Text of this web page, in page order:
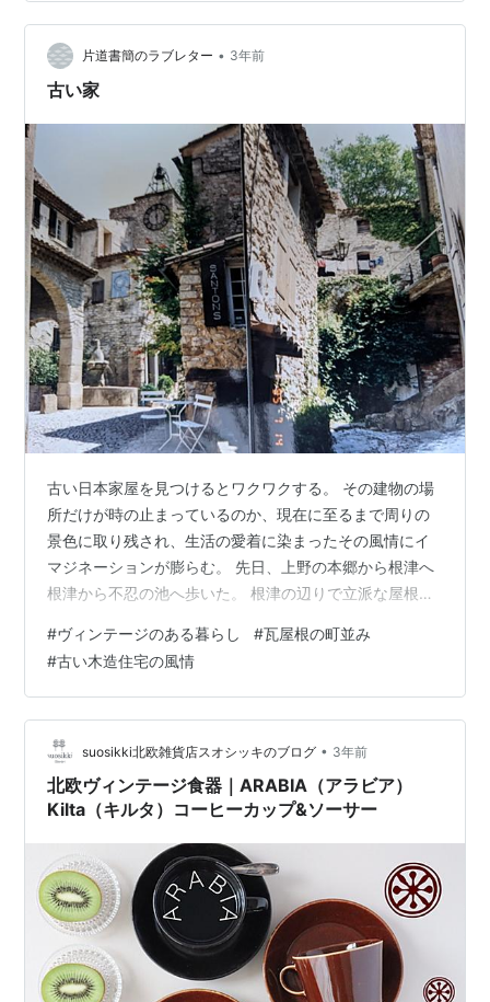
ア・聖人 表面にはイエスキリストが御心を指し示す姿、
聖クリストファーが幼子イエスを肩に担いで川を渡る
姿、1830…
片道書簡のラブレター • 3年前
古い家
古い日本家屋を見つけるとワクワクする。 その建物の場
所だけが時の止まっているのか、現在に至るまで周りの
景色に取り残され、生活の愛着に染まったその風情にイ
マジネーションが膨らむ。 先日、上野の本郷から根津へ
根津から不忍の池へ歩いた。 根津の辺りで立派な屋根瓦
けて惚れ惚れとしてしまう。 日本料理店が内部を改築し
て営業していたので今度お昼にでも一つ食事してみよ
う。 ランチでもそれなりの金額だが、今時美術館の入場
料でも3000円ぐらいは掛かるのだから、建物の中に入っ
て食事ができるのは嬉しい。 まだここに暮らしているの
だろうか、それとも空き家なのだろうか…
#ヴィンテージのある暮らし #瓦屋根の町並み
#古い木造住宅の風情
suosikki北欧雑貨店スオシッキのブログ • 3年前
北欧ヴィンテージ食器｜ARABIA（アラビア）
Kilta（キルタ）コーヒーカップ&ソーサー